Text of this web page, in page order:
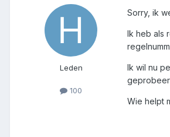
Leden
100
Sorry, ik
Ik heb als
Ik wil nu
Wie helpt